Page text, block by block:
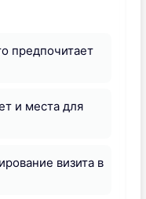
предпочитает
и места для
визита в